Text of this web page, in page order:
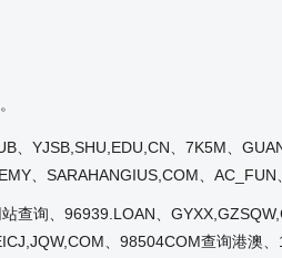
、YJSB,SHU,EDU,CN、7K5M、
、SARAHANGIUS,COM、
查询、96939.LOAN、
、98504COM查询港澳